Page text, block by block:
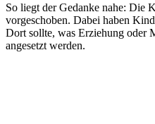
So liegt der Gedanke nahe: Die
vorgeschoben. Dabei haben
Dort sollte, was Erziehung oder
angesetzt werden.